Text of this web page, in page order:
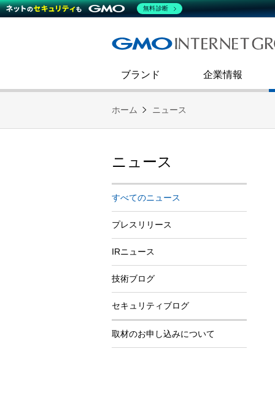
ブランド
企業情報
会社概要
技術ブログ
インターネットセキュリティ事業
コミュニケーション
ダイバーシティ＆インクルージ
熊谷正寿が語るグループ成長戦
財務・業績
第二新卒採用
ホーム ニュース
ニュース
すべてのニュース
プレスリリース
IRニュース
技術ブログ
セキュリティブログ
取材のお申し込みについて
無料診断